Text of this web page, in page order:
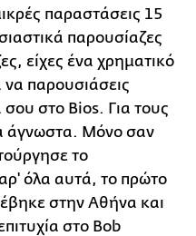
παραστάσεις 15
παρουσίαζες
είχες ένα χρηματικό
παρουσιάσεις
στο Bios. Για τους
άγνωστα. Μόνο σαν
το
όλα αυτά, το πρώτο
στην Αθήνα και
στο Bob